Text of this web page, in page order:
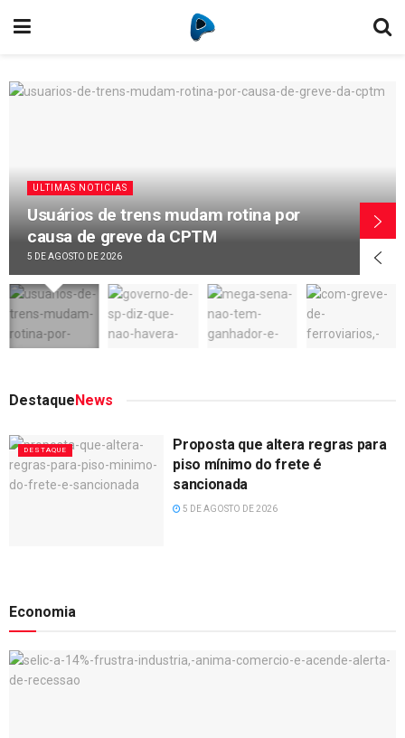
ULTIMAS NOTICIAS
Usuários de trens mudam rotina por
causa de greve da CPTM
5 DE AGOSTO DE 2026
DestaqueNews
DESTAQUE
Proposta que altera regras para
piso mínimo do frete é
sancionada
5 DE AGOSTO DE 2026
Economia